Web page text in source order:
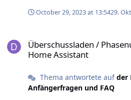
das Empfangen von WEM
meine Nachricht fehlerhaft
Vorzeichen konvertieren)
WEM zwingend oder reicht die
October 29, 2023 at 13:5429.
Überschussladen /
Home Assistant
Thema antwortete aufder
Anfängerfragen und FAQ